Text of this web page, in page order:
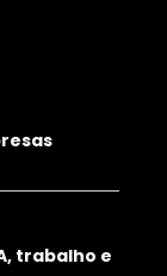
trabalho e